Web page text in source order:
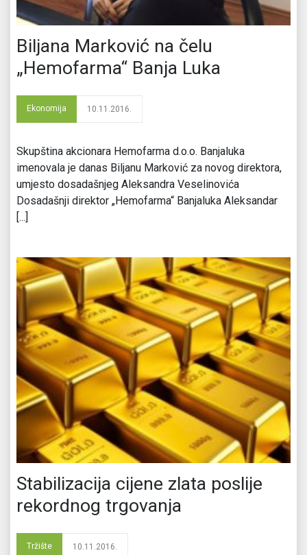
Biljana Marković na čelu
„Hemofarma“ Banja Luka
Ekonomija 10.11.2016.
Skupština akcionara Hemofarma d.o.o. Banjaluka
imenovala je danas Biljanu Marković za novog direktora,
umjesto dosadašnjeg Aleksandra Veselinovića
Dosadašnji direktor „Hemofarma“ Banjaluka Aleksandar
[...]
Stabilizacija cijene zlata poslije
rekordnog trgovanja
Tržište 10.11.2016.